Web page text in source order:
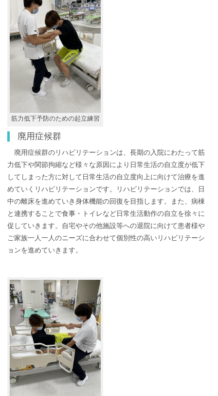
筋力低下予防のための起立練習
廃用症候群
廃用症候群のリハビリテーションは、長期の入院にわたって筋
力低下や関節拘縮など様々な原因により日常生活の自立度が低下
してしまった方に対して日常生活の自立度向上に向けて治療を進
めていくリハビリテーションです。リハビリテーションでは、日
中の離床を進めていき身体機能の回復を目指します。また、病棟
と連携することで食事・トイレなど日常生活動作の自立を徐々に
促していきます。自宅やその他施設等への退院に向けて患者様や
ご家族一人一人のニーズに合わせて個別性の高いリハビリテーシ
ョンを進めていきます。